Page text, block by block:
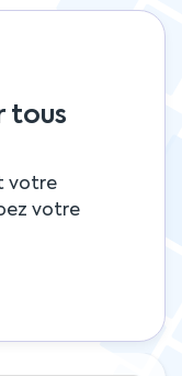
tous
votre
votre